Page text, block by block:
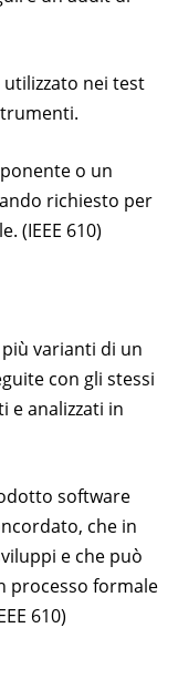
utilizzato nei test
o un
richiesto per
(IEEE 610)
varianti di un
con gli stessi
e analizzati in
software
che in
e che può
processo formale
610)